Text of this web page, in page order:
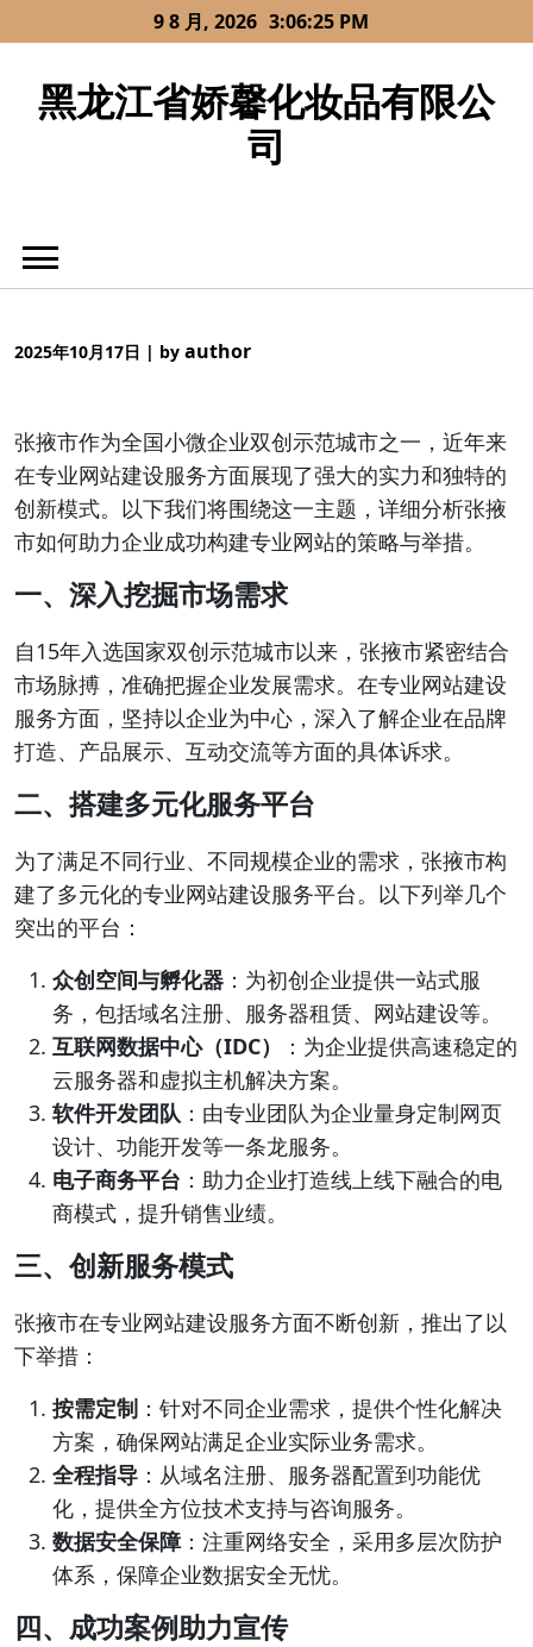
to
9 8 月, 2026 3:06:25 PM
黑龙江省娇馨化妆品有限公
司
2025年10月17日 | by author
张掖市作为全国小微企业双创示范城市之一，近年来
在专业网站建设服务方面展现了强大的实力和独特的
创新模式。以下我们将围绕这一主题，详细分析张掖
市如何助力企业成功构建专业网站的策略与举措。
一、深入挖掘市场需求
自15年入选国家双创示范城市以来，张掖市紧密结合
市场脉搏，准确把握企业发展需求。在专业网站建设
服务方面，坚持以企业为中心，深入了解企业在品牌
打造、产品展示、互动交流等方面的具体诉求。
二、搭建多元化服务平台
为了满足不同行业、不同规模企业的需求，张掖市构
建了多元化的专业网站建设服务平台。以下列举几个
突出的平台：
众创空间与孵化器 ：为初创企业提供一站式服
务，包括域名注册、服务器租赁、网站建设等。
互联网数据中心（IDC）
：为企业提供高速稳定的
云服务器和虚拟主机解决方案。
软件开发团队 ：由专业团队为企业量身定制网页
设计、功能开发等一条龙服务。
电子商务平台 ：助力企业打造线上线下融合的电
商模式，提升销售业绩。
三、创新服务模式
张掖市在专业网站建设服务方面不断创新，推出了以
下举措：
按需定制 ：针对不同企业需求，提供个性化解决
方案，确保网站满足企业实际业务需求。
全程指导 ：从域名注册、服务器配置到功能优
化，提供全方位技术支持与咨询服务。
数据安全保障：注重网络安全，采用多层次防护
体系，保障企业数据安全无忧。
四、成功案例助力宣传